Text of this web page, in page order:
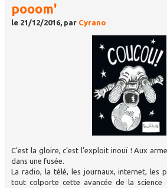
pooom'
le 21/12/2016, par Cyrano
C’est la gloire, c’est l’exploit inouï ! Aux
dans une fusée.
La radio, la télé, les journaux, internet, les
tout colporte cette avancée de la science